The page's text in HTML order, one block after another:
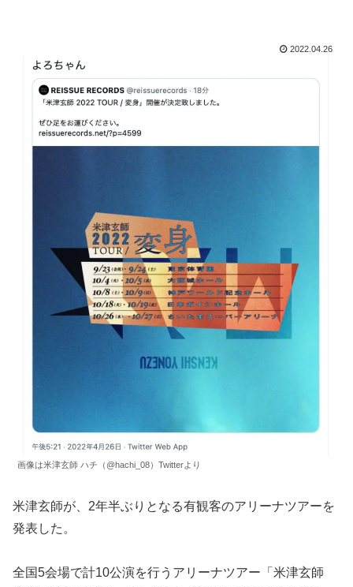
2022.04.26
画像は米津玄師 ハチ（@hachi_08）Twitterより
米津玄師が、2年半ぶりとなる有観客のアリーナツアーを
発表した。
全国5会場で計10公演を行うアリーナツアー「米津玄師